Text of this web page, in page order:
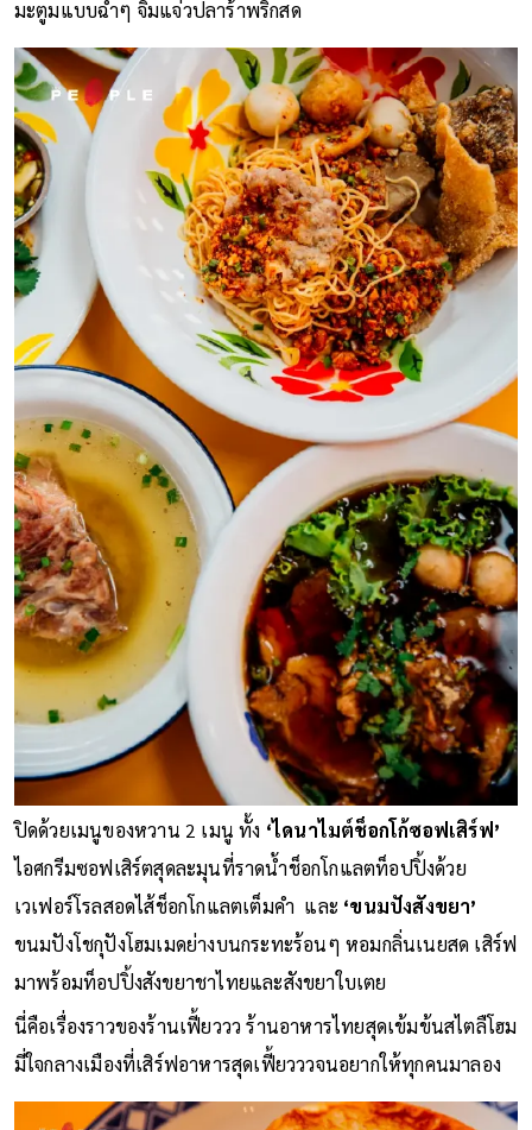
มะตูมแบบฉ่ำๆ จิ้มแจ่วปลาร้าพริกสด
ปิดด้วยเมนูของหวาน 2 เมนู ทั้ง ‘ไดนาไมต์ช็อกโก้ซอฟเสิร์ฟ’
ไอศกรีมซอฟเสิร์ตสุดละมุนที่ราดน้ำช็อกโกแลตท็อปปิ้งด้วย
เวเฟอร์โรลสอดไส้ช็อกโกแลตเต็มคำ และ ‘ขนมปังสังขยา’
ขนมปังโชกุปังโฮมเมดย่างบนกระทะร้อนๆ หอมกลิ่นเนยสด เสิร์ฟ
มาพร้อมท็อปปิ้งสังขยาชาไทยและสังขยาใบเตย
นี่คือเรื่องราวของร้านเฟี้ยววว ร้านอาหารไทยสุดเข้มข้นสไตลืโฮม
มี่ใจกลางเมืองที่เสิร์ฟอาหารสุดเฟี้ยวววจนอยากให้ทุกคนมาลอง